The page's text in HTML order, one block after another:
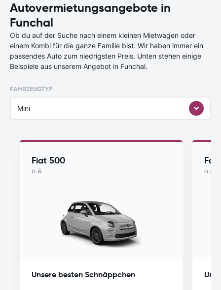
Autovermietungsangebote in
Funchal
Ob du auf der Suche nach einem kleinen Mietwagen oder
einem Kombi für die ganze Familie bist. Wir haben immer ein
passendes Auto zum niedrigsten Preis. Unten stehen einige
Beispiele aus unserem Angebot in Funchal.
FAHRZEUGTYP
Mini
Fiat 500
o.ä.
Unsere besten Schnäppchen
o.ä.